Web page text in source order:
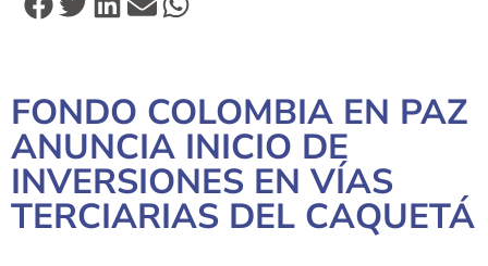
FONDO COLOMBIA EN PAZ
ANUNCIA INICIO DE
INVERSIONES EN VÍAS
TERCIARIAS DEL CAQUETÁ